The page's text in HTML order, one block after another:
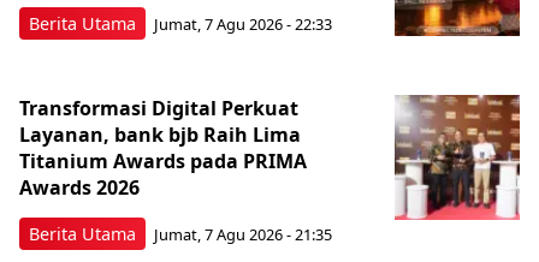
Berita Utama Jumat, 7 Agu 2026 - 22:33
Berita Utama
Transformasi Digital Perkuat
Layanan, bank bjb Raih Lima
Titanium Awards pada PRIMA
Awards 2026
Jumat, 7 Agu 2026 - 21:35